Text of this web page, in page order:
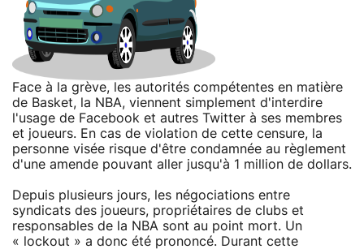
Face à la grève, les autorités compétentes en matière
de Basket, la NBA, viennent simplement d'interdire
l'usage de Facebook et autres Twitter à ses membres
et joueurs. En cas de violation de cette censure, la
personne visée risque d'être condamnée au règlement
d'une amende pouvant aller jusqu'à 1 million de dollars.
Depuis plusieurs jours, les négociations entre
syndicats des joueurs, propriétaires de clubs et
responsables de la NBA sont au point mort. Un
« lockout » a donc été prononcé. Durant cette